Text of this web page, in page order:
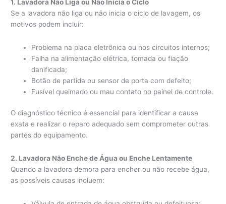
1. Lavadora Não Liga ou Não Inicia o Ciclo
Se a lavadora não liga ou não inicia o ciclo de lavagem, os
motivos podem incluir:
Problema na placa eletrônica ou nos circuitos internos;
Falha na alimentação elétrica, tomada ou fiação
danificada;
Botão de partida ou sensor de porta com defeito;
Fusível queimado ou mau contato no painel de controle.
O diagnóstico técnico é essencial para identificar a causa
exata e realizar o reparo adequado sem comprometer outras
partes do equipamento.
2. Lavadora Não Enche de Água ou Enche Lentamente
Quando a lavadora demora para encher ou não recebe água,
as possíveis causas incluem: